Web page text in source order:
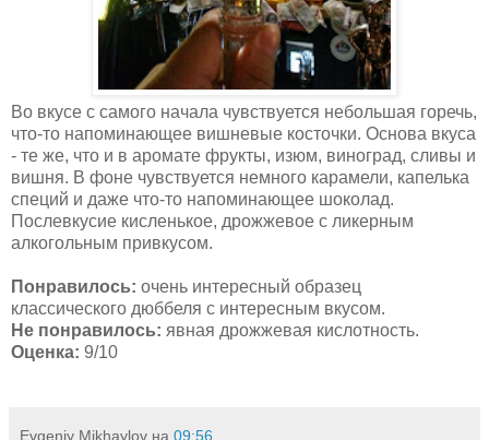
Во вкусе с самого начала чувствуется небольшая горечь,
что-то напоминающее вишневые косточки. Основа вкуса
- те же, что и в аромате фрукты, изюм, виноград, сливы и
вишня. В фоне чувствуется немного карамели, капелька
специй и даже что-то напоминающее шоколад.
Послевкусие кисленькое, дрожжевое с ликерным
алкогольным привкусом.
Понравилось: очень интересный образец
классического дюббеля с интересным вкусом.
Не понравилось: явная дрожжевая кислотность.
Оценка: 9/10
Evgeniy Mikhaylov на 09:56